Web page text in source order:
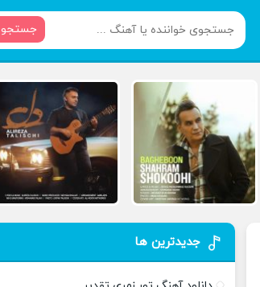
جستجو
جدیدترین ها